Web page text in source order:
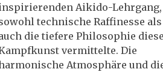
Aikido-Lehrgang,
technische Raffinesse als
die tiefere Philosophie
vermittelte. Die
Atmosphäre und